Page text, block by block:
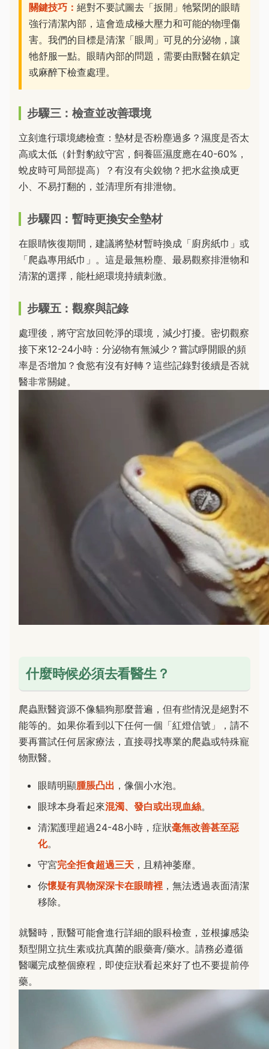
關鍵技巧： 絕對不要試圖去「扳開」牠緊閉的眼睛
強行清潔內部，這會造成極大壓力和可能的物理傷
害。我們的目標是清潔「眼周」可見的分泌物，讓
牠舒服一點。眼睛內部的問題，需要由獸醫在鎮定
或麻醉下檢查處理。
步驟三：檢查並改善環境
立刻進行環境總檢查：墊材是否粉塵過多？濕度是否太
高或太低（針對豹紋守宮，飼養區濕度應在40-60%，
蛻皮時可局部提高）？有沒有尖銳物？把水盆換成更
小、不易打翻的，並清理所有排泄物。
步驟四：暫時更換安全墊材
在眼睛恢復期間，建議將墊材暫時換成「廚房紙巾」或
「爬蟲專用紙巾」。這是最無粉塵、最易觀察排泄物和
清潔的選擇，能杜絕環境持續刺激。
步驟五：觀察與記錄
處理後，將守宮放回乾淨的環境，減少打擾。密切觀察
接下來12-24小時：分泌物有無減少？嘗試睜開眼的頻
率是否增加？食慾有沒有好轉？這些記錄對後續是否就
醫非常關鍵。
什麼時候必須去看醫生？
爬蟲獸醫資源不像貓狗那麼普遍，但有些情況是絕對不
能等的。如果你看到以下任何一個「紅燈信號」，請不
要再嘗試任何居家療法，直接尋找專業的爬蟲或特殊寵
物獸醫。
眼睛明顯腫脹凸出 ，像個小水泡。
眼球本身看起來混濁、發白或出現血絲。
清潔護理超過24-48小時，症狀毫無改善甚至惡
化。
守宮完全拒食超過三天 ，且精神萎靡。
你懷疑有異物深深卡在眼睛裡 ，無法透過表面清潔
移除。
就醫時，獸醫可能會進行詳細的眼科檢查，並根據感染
類型開立抗生素或抗真菌的眼藥膏/藥水。請務必遵循
醫囑完成整個療程，即使症狀看起來好了也不要提前停
藥。